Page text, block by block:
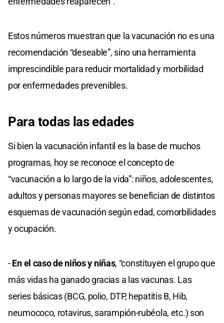
Estos números muestran que la vacunación no es una
recomendación “deseable”, sino una herramienta
imprescindible para reducir mortalidad y morbilidad
por enfermedades prevenibles.
Para todas las edades
Si bien la vacunación infantil es la base de muchos
programas, hoy se reconoce el concepto de
“vacunación a lo largo de la vida”: niños, adolescentes,
adultos y personas mayores se benefician de distintos
esquemas de vacunación según edad, comorbilidades
y ocupación.
-En el caso de niños y niñas, “constituyen el grupo que
más vidas ha ganado gracias a las vacunas. Las
series básicas (BCG, polio, DTP, hepatitis B, Hib,
neumococo, rotavirus, sarampión-rubéola, etc.) son